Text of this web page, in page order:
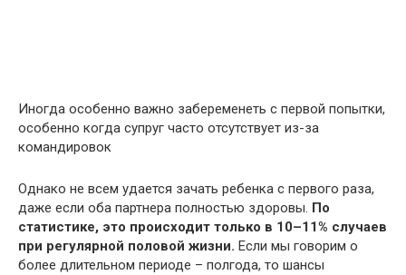
Иногда особенно важно забеременеть с первой попытки,
особенно когда супруг часто отсутствует из-за
командировок
Однако не всем удается зачать ребенка с первого раза,
даже если оба партнера полностью здоровы. По
статистике, это происходит только в 10–11% случаев
при регулярной половой жизни. Если мы говорим о
более длительном периоде – полгода, то шансы